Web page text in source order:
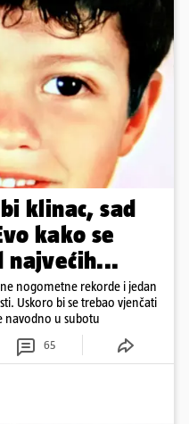
klinac, sad
kako se
najvećih...
nogometne rekorde i jedan
Uskoro bi se trebao vjenčati
navodno u subotu
65